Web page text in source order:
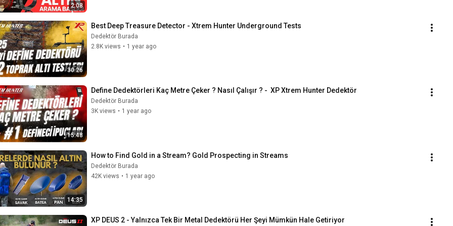
2:08
30:26
Best Deep Treasure Detector - Xtrem Hunter Underground Tests
Dedektör Burada
2.8K views • 1 year ago
15:48
Define Dedektörleri Kaç Metre Çeker ? Nasıl Çalışır ? -  XP Xtrem Hunter Dedektör
Dedektör Burada
3K views • 1 year ago
14:35
How to Find Gold in a Stream? Gold Prospecting in Streams
Dedektör Burada
42K views • 1 year ago
XP DEUS 2 - Yalnızca Tek Bir Metal Dedektörü Her Şeyi Mümkün Hale Getiriyor